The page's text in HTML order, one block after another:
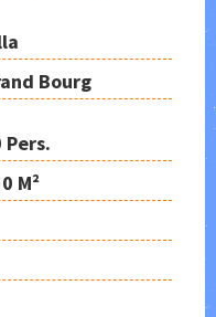
Bourg
Pers.
M²